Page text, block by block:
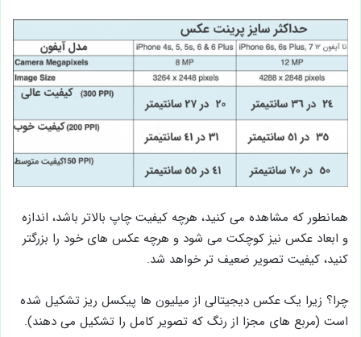
همانطور که مشاهده می کنید، هرچه کیفیت چاپ بالاتر باشد، اندازه
و ابعاد عکس نیز کوچکت می شود و هرچه عکس های خود را بزرگتر
کنید، کیفیت تصویر ضعیف تر خواهد شد.
چرا؟ زیرا یک عکس دیجیتالی از میلیون ها پیکسل ریز تشکیل شده
است (مربع های مجزا از رنگ که تصویر کامل را تشکیل می دهند).